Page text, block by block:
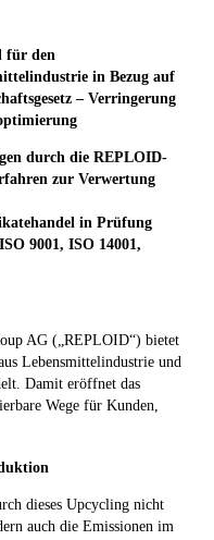
für den
in Bezug auf
– Verringerung
durch die REPLOID-
zur Verwertung
in Prüfung
9001, ISO 14001,
AG („REPLOID“) bietet
Lebensmittelindustrie und
Damit eröffnet das
Wege für Kunden,
dieses Upcycling nicht
auch die Emissionen im